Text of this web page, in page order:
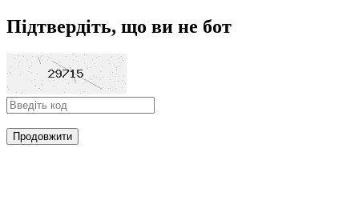
Підтвердіть, що ви не бот
Продовжити